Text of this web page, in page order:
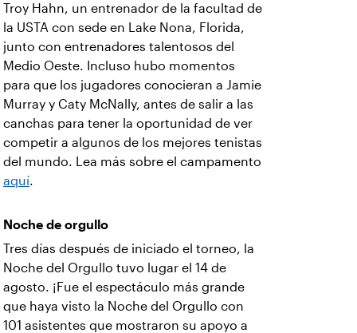
Troy Hahn, un entrenador de la facultad de
la USTA con sede en Lake Nona, Florida,
junto con entrenadores talentosos del
Medio Oeste. Incluso hubo momentos
para que los jugadores conocieran a Jamie
Murray y Caty McNally, antes de salir a las
canchas para tener la oportunidad de ver
competir a algunos de los mejores tenistas
del mundo. Lea más sobre el campamento
aquí.
Noche de orgullo
Tres días después de iniciado el torneo, la
Noche del Orgullo tuvo lugar el 14 de
agosto. ¡Fue el espectáculo más grande
que haya visto la Noche del Orgullo con
101 asistentes que mostraron su apoyo a